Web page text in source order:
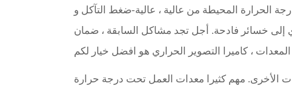
الحرارة المحيطة من عالية ، عالية-ضغط التآكل و
خسائر فادحة. أجل تجد مشاكل السابقة ، ضمان
الأخرى. مهم كثيرا معدات العمل تحت درجة حرارة